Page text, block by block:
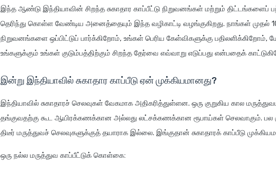
இந்த ஆண்டு இந்தியாவின் சிறந்த சுகாதார காப்பீட்டு நிறுவனங்கள் மற்றும் திட்டங்களைப்
தெரிந்து கொள்ள வேண்டிய அனைத்தையும் இந்த வழிகாட்டி வழங்குகிறது. நாங்கள் முதல்
நிறுவனங்களை ஒப்பிட்டுப் பார்க்கிறோம், உங்கள் பெரிய கேள்விகளுக்கு பதிலளிக்கிறோம்,
உங்களுக்கும் உங்கள் குடும்பத்திற்கும் சிறந்த தேர்வை எவ்வாறு எடுப்பது என்பதைக்
இன்று இந்தியாவில் சுகாதார காப்பீடு ஏன் முக்கியமானது?
இந்தியாவில் சுகாதாரச் செலவுகள் வேகமாக அதிகரித்துள்ளன. ஒரு குறுகிய கால
தங்குவதற்கு கூட ஆயிரக்கணக்கான அல்லது லட்சக்கணக்கான ரூபாய்கள் செலவாகும். பல
திடீர் மருத்துவச் செலவுகளுக்குத் தயாராக இல்லை. இங்குதான் சுகாதாரக் காப்பீடு
ஒரு நல்ல மருத்துவ காப்பீட்டுக் கொள்கை: